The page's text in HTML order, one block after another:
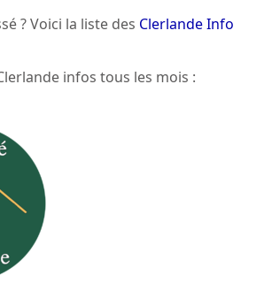
? Voici la liste des Clerlande Info
infos tous les mois :